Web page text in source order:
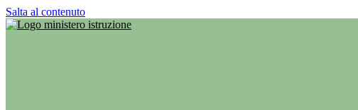
Salta al contenuto